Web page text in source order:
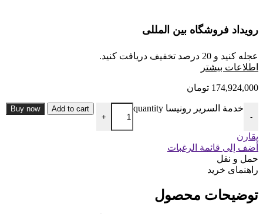
رویداد فروشگاه بین المللی
عجله کنید و 20 درصد تخفیف دریافت کنید.
طلاعات بیشتر
174,924,000 تومان
-
خدمة السرير رونیسا quantity
+
Add to cart
Buy now
يقارن
أضف إلى قائمة الرغبات
حمل و نقل
راهنمای خرید
توضیحات محصول